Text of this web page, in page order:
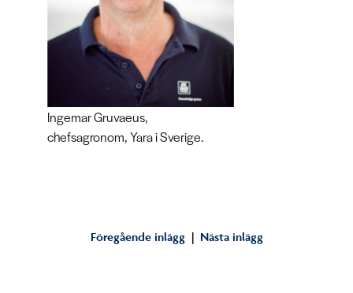
Ingemar Gruvaeus,
chefsagronom, Yara i Sverige.
Föregående inlägg | Nästa inlägg»